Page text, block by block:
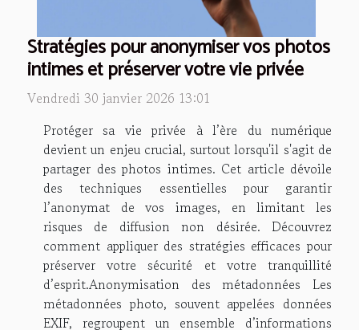
Stratégies pour anonymiser vos photos
intimes et préserver votre vie privée
Vendredi 30 janvier 2026 13:01
Protéger sa vie privée à l’ère du numérique
devient un enjeu crucial, surtout lorsqu'il s'agit de
partager des photos intimes. Cet article dévoile
des techniques essentielles pour garantir
l’anonymat de vos images, en limitant les
risques de diffusion non désirée. Découvrez
comment appliquer des stratégies efficaces pour
préserver votre sécurité et votre tranquillité
d’esprit.Anonymisation des métadonnées Les
métadonnées photo, souvent appelées données
EXIF, regroupent un ensemble d’informations